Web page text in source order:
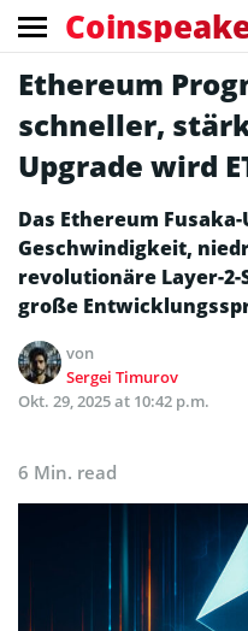
Ethereum
schneller,
Upgrade wird
Das Ethereum
Geschwindigkeit,
revolutionäre Layer-
große
von
Sergei Timurov
Okt. 29, 2025 at 10:42 p.m.
6 Min. read